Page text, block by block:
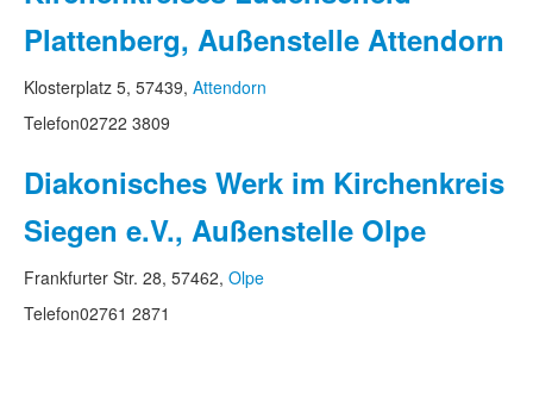
Plattenberg, Außenstelle Attendorn
Klosterplatz 5, 57439, Attendorn
Telefon02722 3809
Diakonisches Werk im Kirchenkreis
Siegen e.V., Außenstelle Olpe
Frankfurter Str. 28, 57462, Olpe
Telefon02761 2871